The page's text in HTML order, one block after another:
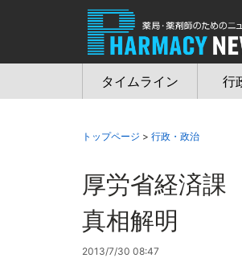
タイムライン 行
トップページ > 行政・政治
厚労省経済
真相解明
2013/7/30 08:47